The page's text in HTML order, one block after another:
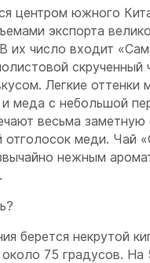
центром южного
экспорта
их число входит
скрученный
Легкие оттенки
меда с небольшой
весьма
отголосок меди. Чай
нежным
берется некрутой
75 градусов. На